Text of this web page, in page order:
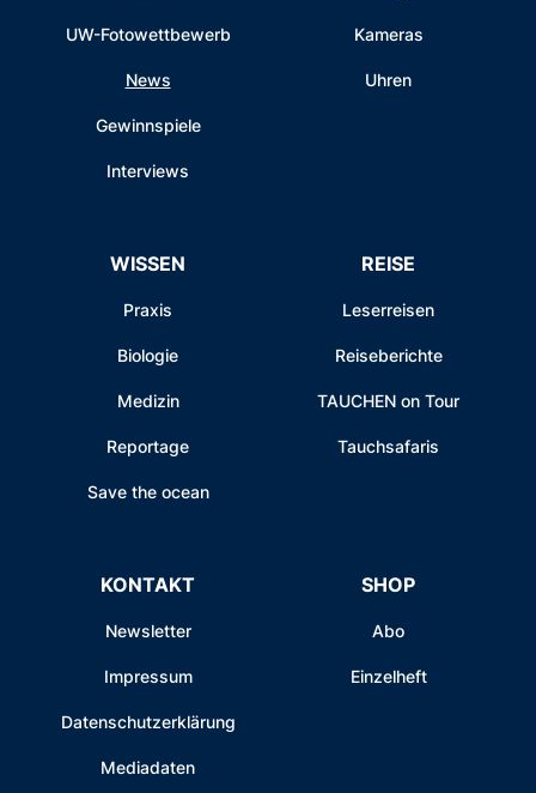
UW-Fotowettbewerb
News
Gewinnspiele
Interviews
Kameras
Uhren
WISSEN
Praxis
Biologie
Medizin
Reportage
Save the ocean
REISE
Leserreisen
Reiseberichte
TAUCHEN on Tour
Tauchsafaris
KONTAKT
Newsletter
Impressum
Datenschutzerklärung
Mediadaten
SHOP
Abo
Einzelheft